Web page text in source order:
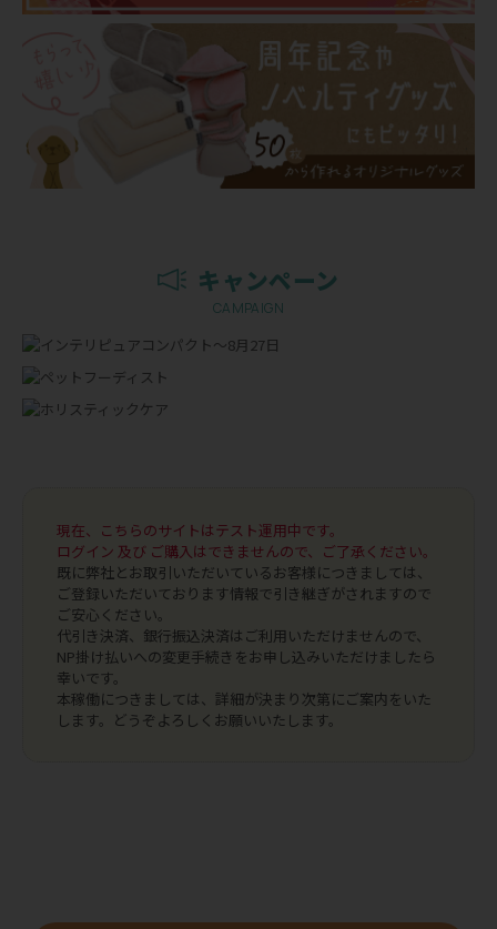
キャンペーン
CAMPAIGN
現在、こちらのサイトはテスト運用中です。
ログイン 及び ご購入はできませんので、ご了承ください。
既に弊社とお取引いただいているお客様につきましては、
ご登録いただいております情報で引き継ぎがされますので
ご安心ください。
代引き決済、銀行振込決済はご利用いただけませんので、
NP掛け払いへの変更手続きをお申し込みいただけましたら
幸いです。
本稼働につきましては、詳細が決まり次第にご案内をいた
します。どうぞよろしくお願いいたします。